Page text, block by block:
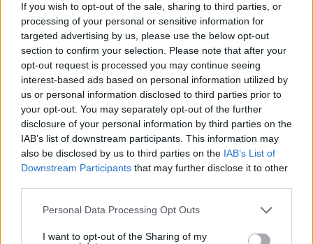
If you wish to opt-out of the sale, sharing to third parties, or
processing of your personal or sensitive information for
targeted advertising by us, please use the below opt-out
section to confirm your selection. Please note that after your
opt-out request is processed you may continue seeing
interest-based ads based on personal information utilized by
us or personal information disclosed to third parties prior to
your opt-out. You may separately opt-out of the further
disclosure of your personal information by third parties on the
IAB’s list of downstream participants. This information may
also be disclosed by us to third parties on the IAB’s List of
Downstream Participants that may further disclose it to other
Personal Data Processing Opt Outs
I want to opt-out of the Sharing of my